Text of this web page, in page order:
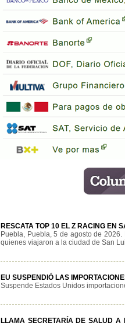
RESCATA TOP 10 EL Z RACING EN
Puebla, Puebla, 5 de agosto de
quienes viajaron a la ciudad de San
EU SUSPENDIÓ LAS
Suspende Estados Unidos
LLAMA SECRETARÍA DE SALUD A